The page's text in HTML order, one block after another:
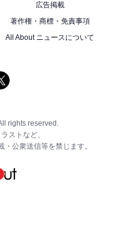
広告掲載
著作権・商標・免責事項
All About ニュースについて
rights reserved.
ストなど、
公衆送信等を禁じます。